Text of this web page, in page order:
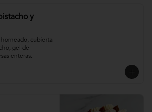
y
horneado, cubierta
gel de
enteras.